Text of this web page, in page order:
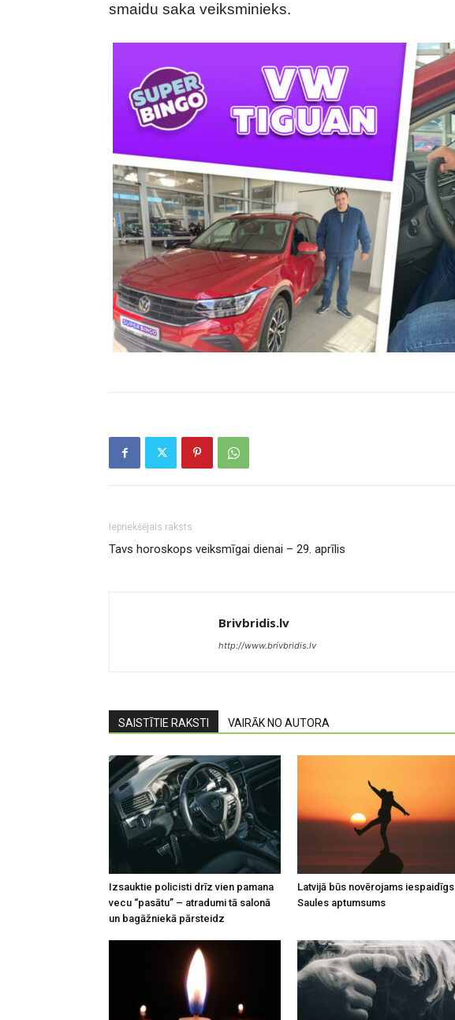
smaidu saka veiksminieks.
Iepriekšējais raksts
Tavs horoskops veiksmīgai dienai – 29. aprīlis
Brivbridis.lv
http://www.brivbridis.lv
SAISTĪTIE RAKSTI VAIRĀK NO AUTORA
Izsauktie policisti drīz vien pamana
vecu “pasātu” – atradumi tā salonā
un bagāžniekā pārsteidz
Latvijā būs novērojams iespaidīgs
Saules aptumsums